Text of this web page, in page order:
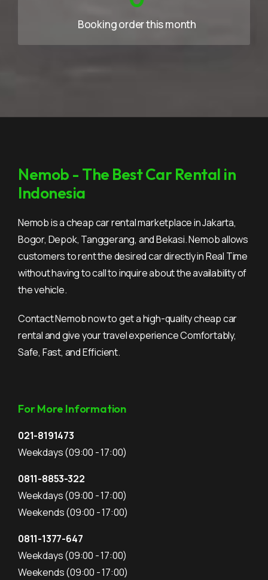
Booking order this month
Nemob - The Best Car Rental in
Indonesia
Nemob is a cheap car rental marketplace in Jakarta,
Bogor, Depok, Tanggerang, and Bekasi. Nemob allows
customers to rent the desired car directly in Real Time
without having to call to inquire about the availability of
the vehicle.
Contact Nemob now to get a high-quality cheap car
rental and give your travel experience Comfortably,
Safe, Fast, and Efficient.
For More Information
021-8191473
Weekdays(09:00 - 17:00)
0811-8853-322
Weekdays(09:00 - 17:00)
Weekends(09:00 - 17:00)
0811-1377-647
Weekdays(09:00 - 17:00)
Weekends(09:00 - 17:00)